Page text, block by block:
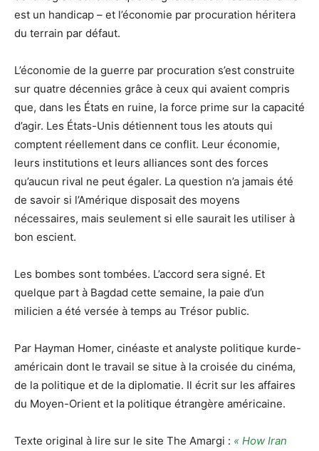
est un handicap – et l’économie par procuration héritera
du terrain par défaut.
L’économie de la guerre par procuration s’est construite
sur quatre décennies grâce à ceux qui avaient compris
que, dans les États en ruine, la force prime sur la capacité
d’agir. Les États-Unis détiennent tous les atouts qui
comptent réellement dans ce conflit. Leur économie,
leurs institutions et leurs alliances sont des forces
qu’aucun rival ne peut égaler. La question n’a jamais été
de savoir si l’Amérique disposait des moyens
nécessaires, mais seulement si elle saurait les utiliser à
bon escient.
Les bombes sont tombées. L’accord sera signé. Et
quelque part à Bagdad cette semaine, la paie d’un
milicien a été versée à temps au Trésor public.
Par Hayman Homer, cinéaste et analyste politique kurde-
américain dont le travail se situe à la croisée du cinéma,
de la politique et de la diplomatie. Il écrit sur les affaires
du Moyen-Orient et la politique étrangère américaine.
Texte original à lire sur le site The Amargi : « How Iran